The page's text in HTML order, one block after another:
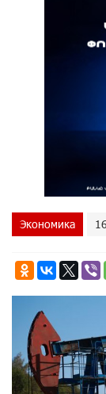
Экономика